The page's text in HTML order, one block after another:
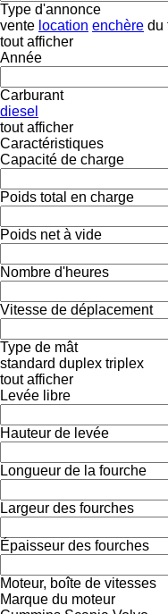
Type d'annonce
vente location enchère du
tout afficher
Année
Carburant
diesel
tout afficher
Caractéristiques
Capacité de charge
Poids total en charge
Poids net à vide
Nombre d'heures
Vitesse de déplacement
Type de mât
standard duplex triplex
tout afficher
Levée libre
Hauteur de levée
Longueur de la fourche
Largeur des fourches
Épaisseur des fourches
Moteur, boîte de vitesses
Marque du moteur